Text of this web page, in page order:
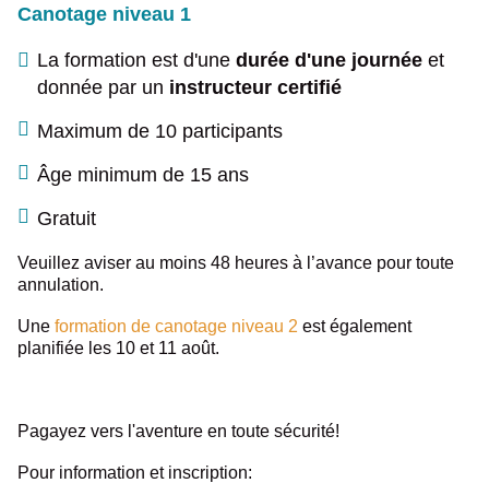
Canotage niveau 1
La formation est d'une durée d'une journéeet
donnée par un instructeur certifié
Maximum de 10 participants
Âge minimum de 15 ans
Gratuit
Veuillez aviser au moins 48 heures à l’avance pour toute
annulation.
Une formation de canotage niveau 2 est également
planifiée les 10 et 11 août.
Pagayez vers l'aventure en toute sécurité!
Pour information et inscription: